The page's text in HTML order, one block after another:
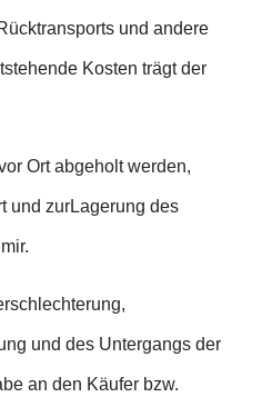
und andere
Kosten trägt der
Ort abgeholt werden,
und zurLagerung des
und des Untergangs der
an den Käufer bzw.